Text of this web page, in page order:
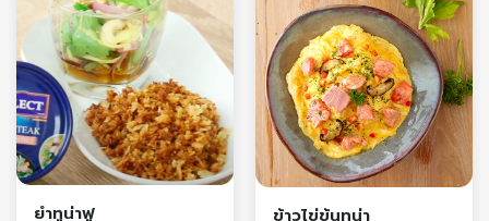
ยำทูน่าฟู
ข้าวไข่ข้นทูน่า